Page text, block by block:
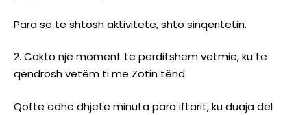
Para se të shtosh aktivitete, shto sinqeritetin.
Cakto një moment të përditshëm vetmie, ku të
qëndrosh vetëm ti me Zotin tënd.
Qoftë edhe dhjetë minuta para iftarit, ku duaja del